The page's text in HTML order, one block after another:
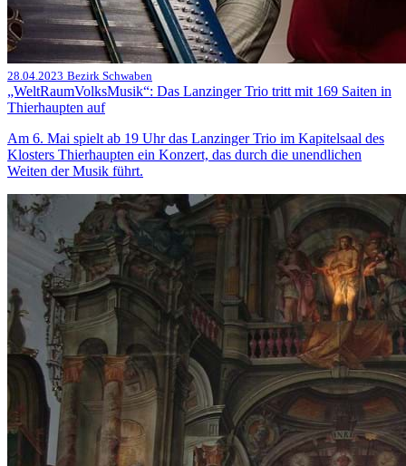
28.04.2023 Bezirk Schwaben
„WeltRaumVolksMusik“: Das Lanzinger Trio tritt mit 169 Saiten in
Thierhaupten auf
Am 6. Mai spielt ab 19 Uhr das Lanzinger Trio im Kapitelsaal des
Klosters Thierhaupten ein Konzert, das durch die unendlichen
Weiten der Musik führt.